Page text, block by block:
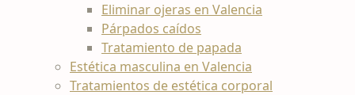
Eliminar ojeras en Valencia
Párpados caídos
Tratamiento de papada
Estética masculina en Valencia
Tratamientos de estética corporal